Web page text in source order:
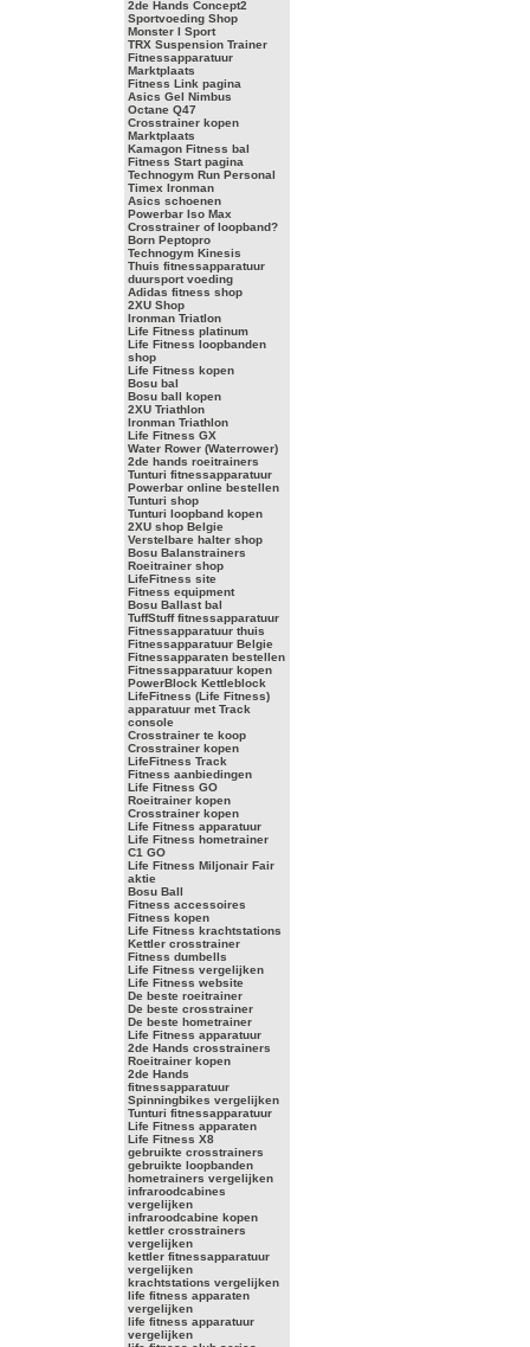
2de Hands Concept2
Sportvoeding Shop
Monster I Sport
TRX Suspension Trainer
Fitnessapparatuur
Marktplaats
Fitness Link pagina
Asics Gel Nimbus
Octane Q47
Crosstrainer kopen
Marktplaats
Kamagon Fitness bal
Fitness Start pagina
Technogym Run Personal
Timex Ironman
Asics schoenen
Powerbar Iso Max
Crosstrainer of loopband?
Born Peptopro
Technogym Kinesis
Thuis fitnessapparatuur
duursport voeding
Adidas fitness shop
2XU Shop
Ironman Triatlon
Life Fitness platinum
Life Fitness loopbanden
shop
Life Fitness kopen
Bosu bal
Bosu ball kopen
2XU Triathlon
Ironman Triathlon
Life Fitness GX
Water Rower (Waterrower)
2de hands roeitrainers
Tunturi fitnessapparatuur
Powerbar online bestellen
Tunturi shop
Tunturi loopband kopen
2XU shop Belgie
Verstelbare halter shop
Bosu Balanstrainers
Roeitrainer shop
LifeFitness site
Fitness equipment
Bosu Ballast bal
TuffStuff fitnessapparatuur
Fitnessapparatuur thuis
Fitnessapparatuur Belgie
Fitnessapparaten bestellen
Fitnessapparatuur kopen
PowerBlock Kettleblock
LifeFitness (Life Fitness)
apparatuur met Track
console
Crosstrainer te koop
Crosstrainer kopen
LifeFitness Track
Fitness aanbiedingen
Life Fitness GO
Roeitrainer kopen
Crosstrainer kopen
Life Fitness apparatuur
Life Fitness hometrainer
C1 GO
Life Fitness Miljonair Fair
aktie
Bosu Ball
Fitness accessoires
Fitness kopen
Life Fitness krachtstations
Kettler crosstrainer
Fitness dumbells
Life Fitness vergelijken
Life Fitness website
De beste roeitrainer
De beste crosstrainer
De beste hometrainer
Life Fitness apparatuur
2de Hands crosstrainers
Roeitrainer kopen
2de Hands
fitnessapparatuur
Spinningbikes vergelijken
Tunturi fitnessapparatuur
Life Fitness apparaten
Life Fitness X8
gebruikte crosstrainers
gebruikte loopbanden
hometrainers vergelijken
infraroodcabines
vergelijken
infraroodcabine kopen
kettler crosstrainers
vergelijken
kettler fitnessapparatuur
vergelijken
krachtstations vergelijken
life fitness apparaten
vergelijken
life fitness apparatuur
vergelijken